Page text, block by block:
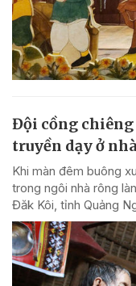
Đội cồng chiêng
truyền dạy ở
Khi màn đêm buông
trong ngôi nhà rông
Đăk Kôi, tỉnh Quảng